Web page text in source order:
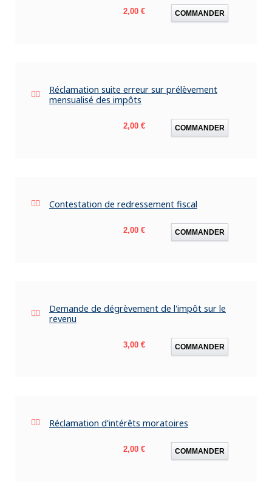
Prix
2,00 € COMMANDER
Réclamation suite erreur sur prélèvement
mensualisé des impôts
Prix
2,00 € COMMANDER
Contestation de redressement fiscal
Prix
2,00 € COMMANDER
Demande de dégrèvement de l'impôt sur le
revenu
Prix
3,00 € COMMANDER
Réclamation d'intérêts moratoires
Prix
2,00 € COMMANDER